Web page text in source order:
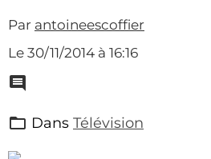
Par antoineescoffier
Le 30/11/2014 à 16:16
Dans Télévision